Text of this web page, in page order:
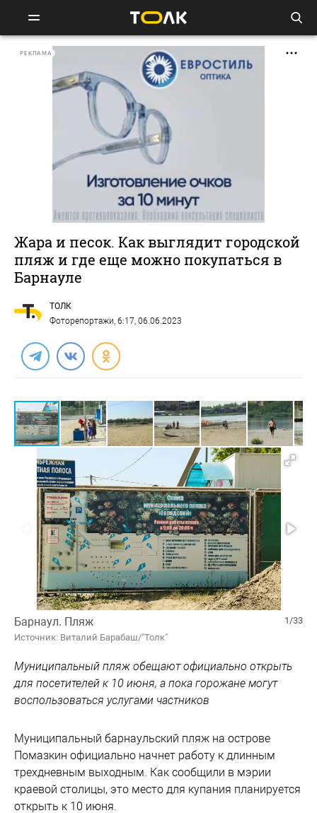
РЕКЛАМА
Жара и песок. Как выглядит городской
пляж и где еще можно покупаться в
Барнауле
ТОЛК
Фоторепортажи, 6:17, 06.06.2023
1/33
Барнаул. Пляж
Источник: Виталий Барабаш/"Толк"
Муниципальный пляж обещают официально открыть
для посетителей к 10 июня, а пока горожане могут
воспользоваться услугами частников
Муниципальный барнаульский пляж на острове
Помазкин официально начнет работу к длинным
трехдневным выходным. Как сообщили в мэрии
краевой столицы, это место для купания планируется
открыть к 10 июня.